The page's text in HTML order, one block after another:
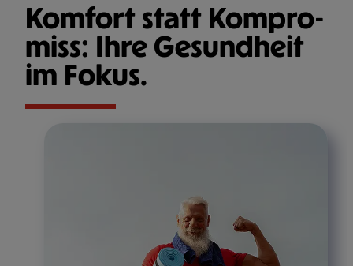
Komfort statt Kom­pro­
miss: Ihre Gesund­heit
im Fokus.